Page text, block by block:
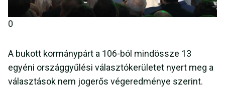
0
A bukott kormánypárt a 106-ból mindössze 13
egyéni országgyűlési választókerületet nyert meg a
választások nem jogerős végeredménye szerint.